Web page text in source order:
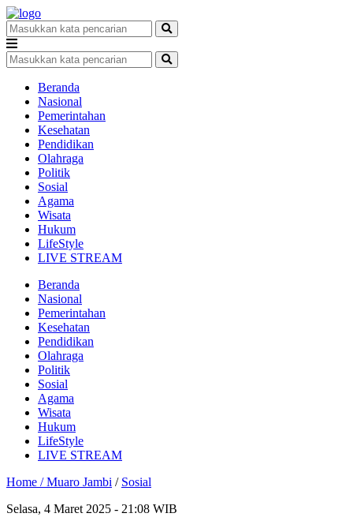
Beranda
Nasional
Pemerintahan
Kesehatan
Pendidikan
Olahraga
Politik
Sosial
Agama
Wisata
Hukum
LifeStyle
LIVE STREAM
Beranda
Nasional
Pemerintahan
Kesehatan
Pendidikan
Olahraga
Politik
Sosial
Agama
Wisata
Hukum
LifeStyle
LIVE STREAM
Home /Muaro Jambi / Sosial
Selasa, 4 Maret 2025 - 21:08 WIB